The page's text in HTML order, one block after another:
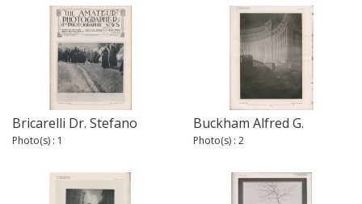
Bricarelli Dr. Stefano
Photo(s) : 1
Buckham Alfred G.
Photo(s) : 2